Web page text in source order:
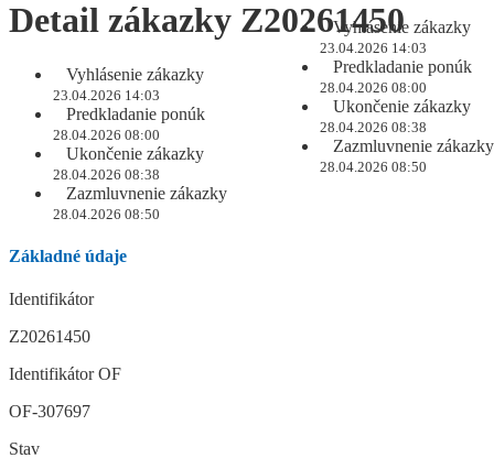
Vyhlásenie zákazky
23.04.2026 14:03
Predkladanie ponúk
28.04.2026 08:00
Ukončenie zákazky
28.04.2026 08:38
Zazmluvnenie zákazky
28.04.2026 08:50
Detail zákazky Z20261450
Vyhlásenie zákazky
23.04.2026 14:03
Predkladanie ponúk
28.04.2026 08:00
Ukončenie zákazky
28.04.2026 08:38
Zazmluvnenie zákazky
28.04.2026 08:50
Základné údaje
Identifikátor
Z20261450
Identifikátor OF
OF-307697
Stav